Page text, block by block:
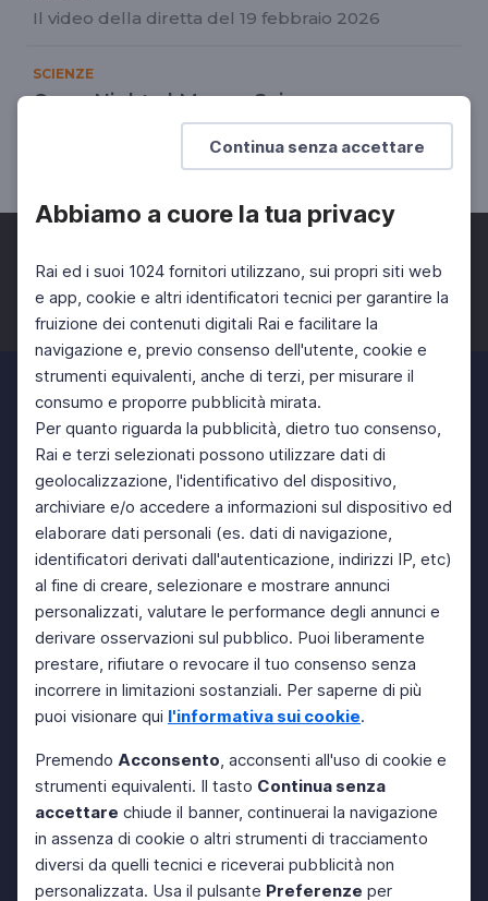
Continua senza accettare
Abbiamo a cuore la tua privacy
Rai ed i suoi 1024 fornitori utilizzano, sui propri siti web
e app, cookie e altri identificatori tecnici per garantire la
fruizione dei contenuti digitali Rai e facilitare la
navigazione e, previo consenso dell'utente, cookie e
strumenti equivalenti, anche di terzi, per misurare il
consumo e proporre pubblicità mirata.
Per quanto riguarda la pubblicità, dietro tuo consenso,
Rai e terzi selezionati possono utilizzare dati di
geolocalizzazione, l'identificativo del dispositivo,
archiviare e/o accedere a informazioni sul dispositivo ed
elaborare dati personali (es. dati di navigazione,
identificatori derivati dall'autenticazione, indirizzi IP, etc)
al fine di creare, selezionare e mostrare annunci
personalizzati, valutare le performance degli annunci e
derivare osservazioni sul pubblico. Puoi liberamente
prestare, rifiutare o revocare il tuo consenso senza
incorrere in limitazioni sostanziali. Per saperne di più
puoi visionare qui l'informativa sui cookie.
Premendo Acconsento, acconsenti all'uso di cookie e
strumenti equivalenti. Il tasto Continua senza
accettare chiude il banner, continuerai la navigazione
in assenza di cookie o altri strumenti di tracciamento
diversi da quelli tecnici e riceverai pubblicità non
personalizzata. Usa il pulsante Preferenze per
Il video della diretta del 19 febbraio 2026
SCIENZE
Open Night al Museo Scienza e
Tecnologia Leonardo da Vinci
Notte Europea dei Ricercatori 2025
Facebook Twitter Instagram